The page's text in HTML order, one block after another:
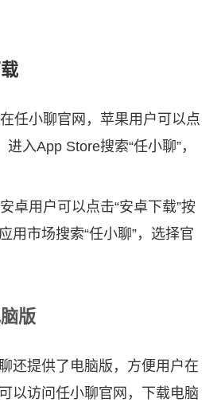
任小聊官网，苹果用户可以点
进入App Store搜索“任小聊”，
卓用户可以点击“安卓下载”按
用市场搜索“任小聊”，选择官
版
还提供了电脑版，方便用户在
以访问任小聊官网，下载电脑